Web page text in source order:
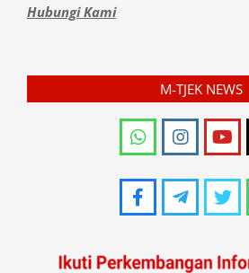
Hubungi Kami
M-TJEK NEWS